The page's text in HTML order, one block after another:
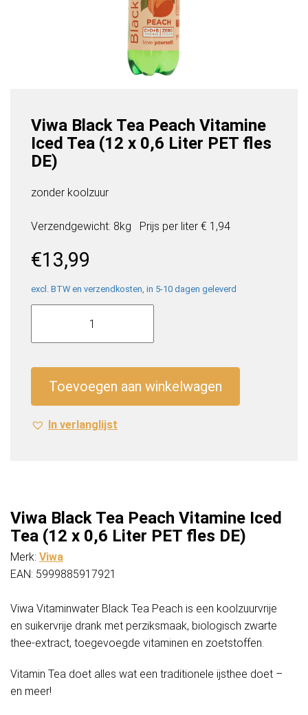
Viwa Black Tea Peach Vitamine
Iced Tea (12 x 0,6 Liter PET fles
DE)
zonder koolzuur
Verzendgewicht: 8kg Prijs per liter € 1,94
€13,99
excl. BTW en verzendkosten, in 5-10 dagen geleverd
Viwa
Tea
Tea
(12
fles
DE)
aantal
Toevoegen aan winkelwagen
In verlanglijst
Viwa Black Tea Peach Vitamine Iced
Tea (12 x 0,6 Liter PET fles DE)
Merk: Viwa
EAN: 5999885917921
Viwa Vitaminwater Black Tea Peach is een koolzuurvrije
en suikervrije drank met perziksmaak, biologisch zwarte
thee-extract, toegevoegde vitaminen en zoetstoffen.
Vitamin Tea doet alles wat een traditionele ijsthee doet –
en meer!